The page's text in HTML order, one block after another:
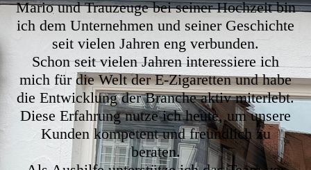
Mario und Trauzeuge bei seiner Hochzeit bin
ich dem Unternehmen und seiner Geschichte
seit vielen Jahren eng verbunden.
Schon seit vielen Jahren interessiere ich
mich für die Welt der E-Zigaretten und habe
die Entwicklung der Branche aktiv miterlebt.
Diese Erfahrung nutze ich heute, um unsere
Kunden kompetent und freundlich zu
beraten.